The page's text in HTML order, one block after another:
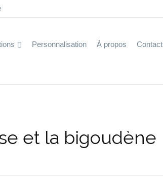
Personnalisation À propos Contact
et la bigoudène